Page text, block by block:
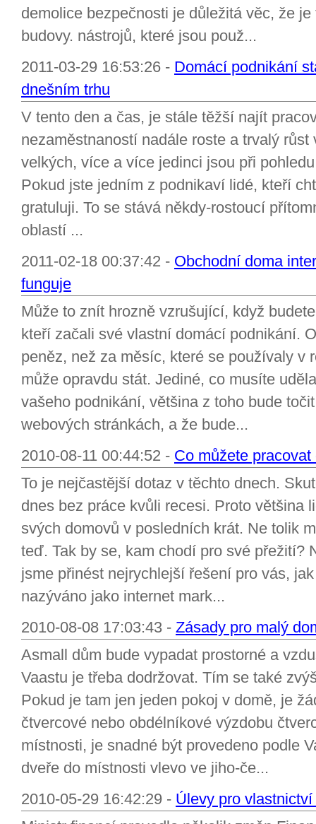
demolice bezpečnosti je důležitá věc, že
budovy. nástrojů, které jsou použ...
2011-03-29 16:53:26 - Domácí podnikání
dnešním trhu
V tento den a čas, je stále těžší najít
nezaměstnaností nadále roste a trvalý
velkých, více a více jedinci jsou při
Pokud jste jedním z podnikaví lidé, kteří
gratuluji. To se stává někdy-rostoucí
oblastí ...
2011-02-18 00:37:42 - Obchodní doma
funguje
Může to znít hrozně vzrušující, když
kteří začali své vlastní domácí podnikání.
peněz, než za měsíc, které se používaly v
může opravdu stát. Jediné, co musíte
vašeho podnikání, většina z toho bude
webových stránkách, a že bude...
2010-08-11 00:44:52 - Co můžete
To je nejčastější dotaz v těchto dnech.
dnes bez práce kvůli recesi. Proto většina
svých domovů v posledních krát. Ne tolik
teď. Tak by se, kam chodí pro své přežití?
jsme přinést nejrychlejší řešení pro vás,
nazýváno jako internet mark...
2010-08-08 17:03:43 - Zásady pro malý
Asmall dům bude vypadat prostorné a
Vaastu je třeba dodržovat. Tím se také
Pokud je tam jen jeden pokoj v domě, je
čtvercové nebo obdélníkové výzdobu
místnosti, je snadné být provedeno podle
dveře do místnosti vlevo ve jiho-če...
2010-05-29 16:42:29 - Úlevy pro